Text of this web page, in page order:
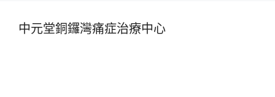
中元堂銅鑼灣痛症治療中心